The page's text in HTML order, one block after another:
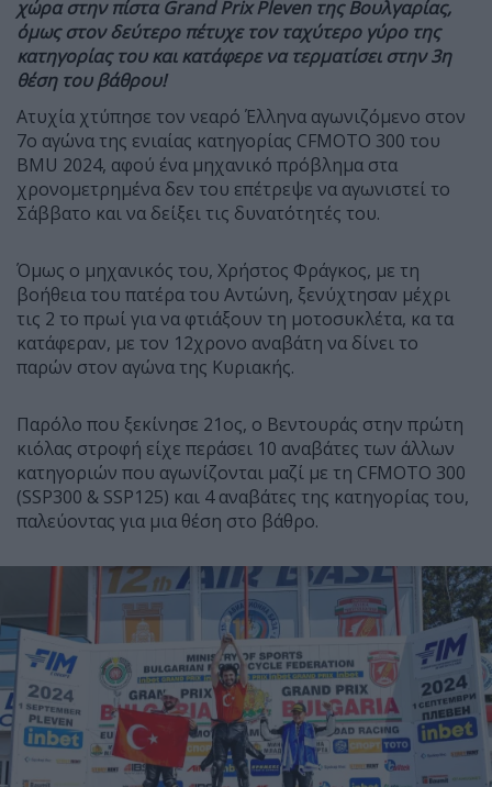
χώρα στην πίστα Grand Prix Pleven της Βουλγαρίας,
όμως στον δεύτερο πέτυχε τον ταχύτερο γύρο της
κατηγορίας του και κατάφερε να τερματίσει στην 3η
θέση του βάθρου!
Ατυχία χτύπησε τον νεαρό Έλληνα αγωνιζόμενο στον
7ο αγώνα της ενιαίας κατηγορίας CFMOTO 300 του
BMU 2024, αφού ένα μηχανικό πρόβλημα στα
χρονομετρημένα δεν του επέτρεψε να αγωνιστεί το
Σάββατο και να δείξει τις δυνατότητές του.
Όμως ο μηχανικός του, Χρήστος Φράγκος, με τη
βοήθεια του πατέρα του Αντώνη, ξενύχτησαν μέχρι
τις 2 το πρωί για να φτιάξουν τη μοτοσυκλέτα, κα τα
κατάφεραν, με τον 12χρονο αναβάτη να δίνει το
παρών στον αγώνα της Κυριακής.
Παρόλο που ξεκίνησε 21ος, ο Βεντουράς στην πρώτη
κιόλας στροφή είχε περάσει 10 αναβάτες των άλλων
κατηγοριών που αγωνίζονται μαζί με τη CFMOTO 300
(SSP300 & SSP125) και 4 αναβάτες της κατηγορίας του,
παλεύοντας για μια θέση στο βάθρο.